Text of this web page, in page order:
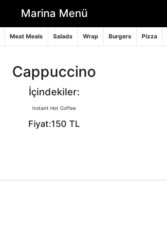
Marina Menü
Meat Meals Salads Wrap Burgers Pizza
Cappuccino
İçindekiler:
Instant Hot Coffee
Fiyat:150 TL